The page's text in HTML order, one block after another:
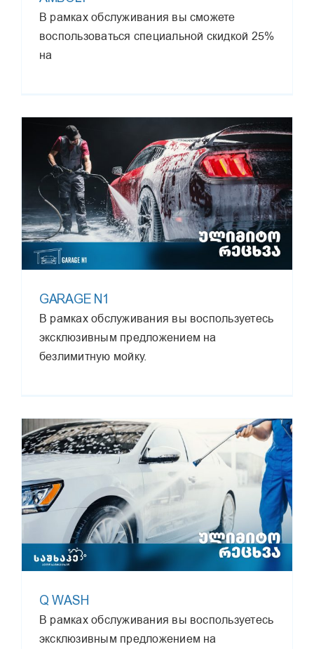
В рамках обслуживания вы сможете
воспользоваться специальной скидкой 25%
на
GARAGE N1
В рамках обслуживания вы воспользуетесь
эксклюзивным предложением на
безлимитную мойку.
Q WASH
В рамках обслуживания вы воспользуетесь
эксклюзивным предложением на